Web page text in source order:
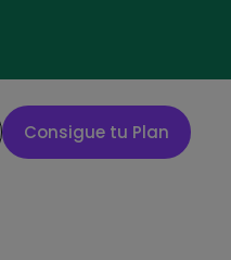
Consigue tu Plan